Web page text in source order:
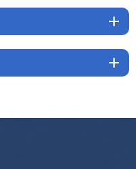
orang secara serentak
adalah sehingga 96%
pintar. Saiz kecil supaya
dibawa.